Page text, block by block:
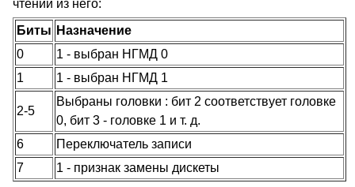
чтении из него:
Биты Назначение
0
1 - выбран НГМД 0
1
1 - выбран НГМД 1
2-5
Выбраны головки : бит 2 соответствует головке
0, бит 3 - головке 1 и т. д.
6
Переключатель записи
7
1 - признак замены дискеты